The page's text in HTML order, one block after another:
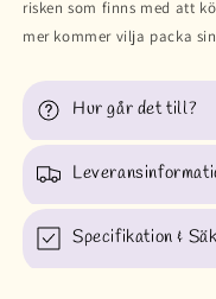
risken som finns med att
mer kommer vilja packa
Hur går det till?
Specifikation &